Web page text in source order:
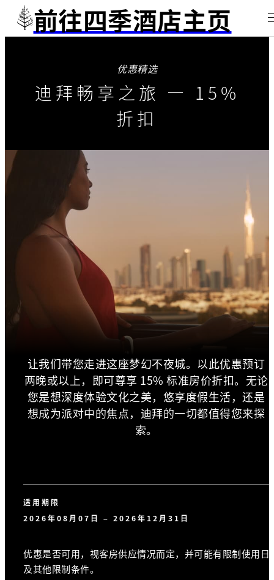
前往四季酒店主页
优惠精选
迪拜畅享之旅 — 15%
折扣
让我们带您走进这座梦幻不夜城。以此优惠预订
两晚或以上，即可尊享 15% 标准房价折扣。无论
您是想深度体验文化之美，悠享度假生活，还是
想成为派对中的焦点，迪拜的一切都值得您来探
索。
适用期限
2026年08月07日 – 2026年12月31日
优惠是否可用，视客房供应情况而定，并可能有限制使用日
及其他限制条件。